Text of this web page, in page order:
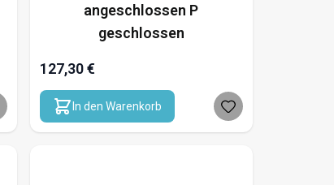
angeschlossen P
geschlossen
127,30 €
In den Warenkorb